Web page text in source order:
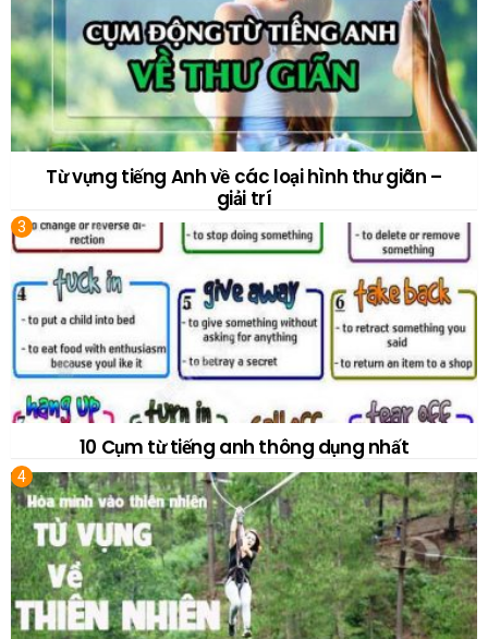
Từ vựng tiếng Anh về các loại hình thư giãn –
giải trí
10 Cụm từ tiếng anh thông dụng nhất